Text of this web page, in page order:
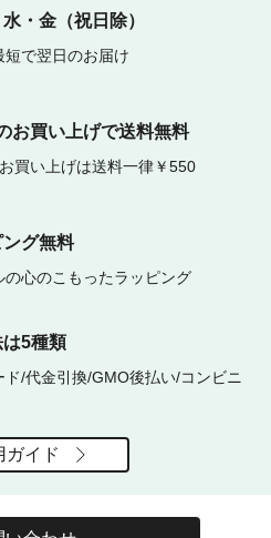
・金（祝日除）
短で翌日のお届け
お買い上げで送料無料
買い上げは送料一律￥550
グ無料
の心のこもったラッピング
5種類
ド/代金引換/GMO後払い/コンビニ
ガイド